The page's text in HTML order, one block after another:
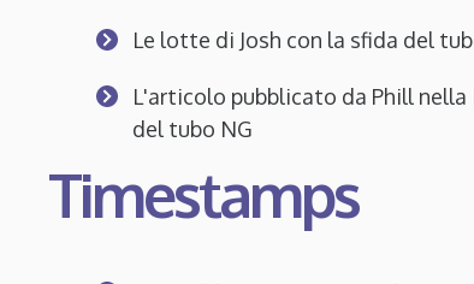
Le lotte di Josh con la sfida del
L'articolo pubblicato da Phill
del tubo NG
Timestamps